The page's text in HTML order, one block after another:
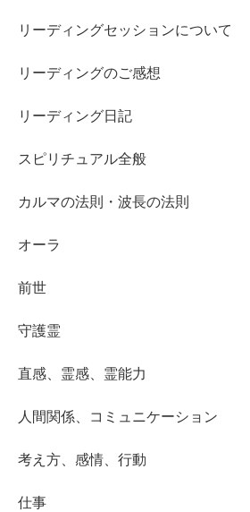
リーディングセッションについて
リーディングのご感想
リーディング日記
スピリチュアル全般
カルマの法則・波長の法則
オーラ
前世
守護霊
直感、霊感、霊能力
人間関係、コミュニケーション
考え方、感情、行動
仕事